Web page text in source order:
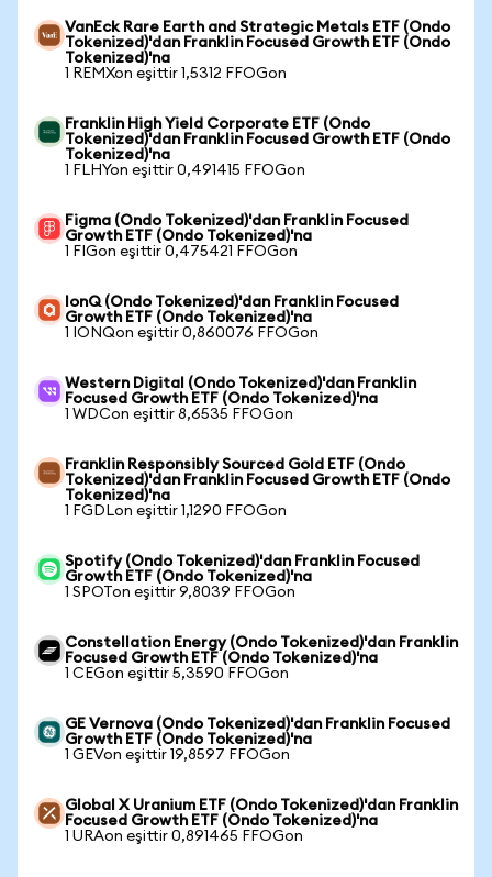
VanEck Rare Earth and Strategic Metals ETF (Ondo
Tokenized)'dan Franklin Focused Growth ETF (Ondo
Tokenized)'na
1 REMXon eşittir 1,5312 FFOGon
Franklin High Yield Corporate ETF (Ondo
Tokenized)'dan Franklin Focused Growth ETF (Ondo
Tokenized)'na
1 FLHYon eşittir 0,491415 FFOGon
Figma (Ondo Tokenized)'dan Franklin Focused
Growth ETF (Ondo Tokenized)'na
1 FIGon eşittir 0,475421 FFOGon
IonQ (Ondo Tokenized)'dan Franklin Focused
Growth ETF (Ondo Tokenized)'na
1 IONQon eşittir 0,860076 FFOGon
Western Digital (Ondo Tokenized)'dan Franklin
Focused Growth ETF (Ondo Tokenized)'na
1 WDCon eşittir 8,6535 FFOGon
Franklin Responsibly Sourced Gold ETF (Ondo
Tokenized)'dan Franklin Focused Growth ETF (Ondo
Tokenized)'na
1 FGDLon eşittir 1,1290 FFOGon
Spotify (Ondo Tokenized)'dan Franklin Focused
Growth ETF (Ondo Tokenized)'na
1 SPOTon eşittir 9,8039 FFOGon
Constellation Energy (Ondo Tokenized)'dan Franklin
Focused Growth ETF (Ondo Tokenized)'na
1 CEGon eşittir 5,3590 FFOGon
GE Vernova (Ondo Tokenized)'dan Franklin Focused
Growth ETF (Ondo Tokenized)'na
1 GEVon eşittir 19,8597 FFOGon
Global X Uranium ETF (Ondo Tokenized)'dan Franklin
Focused Growth ETF (Ondo Tokenized)'na
1 URAon eşittir 0,891465 FFOGon